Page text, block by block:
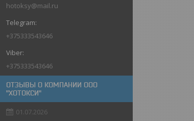
hotoksy@mail.ru
+375333543646
+375333543646
ОТЗЫВЫ О КОМПАНИИ ООО
"ХОТОКСИ"
01.07.2026